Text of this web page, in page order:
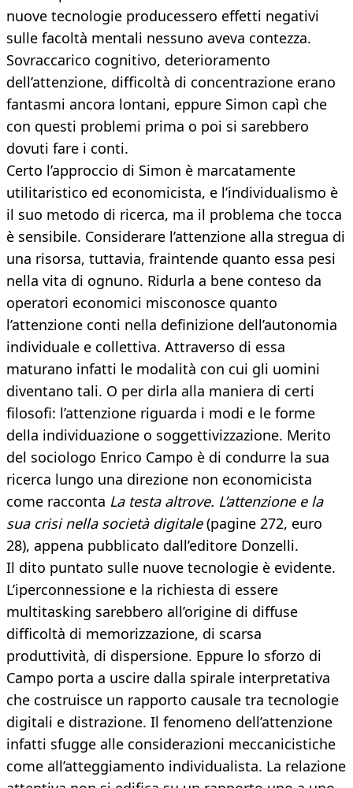
nuove tecnologie producessero effetti negativi
sulle facoltà mentali nessuno aveva contezza.
Sovraccarico cognitivo, deterioramento
dell’attenzione, difficoltà di concentrazione erano
fantasmi ancora lontani, eppure Simon capì che
con questi problemi prima o poi si sarebbero
dovuti fare i conti.
Certo l’approccio di Simon è marcatamente
utilitaristico ed economicista, e l’individualismo è
il suo metodo di ricerca, ma il problema che tocca
è sensibile. Considerare l’attenzione alla stregua di
una risorsa, tuttavia, fraintende quanto essa pesi
nella vita di ognuno. Ridurla a bene conteso da
operatori economici misconosce quanto
l’attenzione conti nella definizione dell’autonomia
individuale e collettiva. Attraverso di essa
maturano infatti le modalità con cui gli uomini
diventano tali. O per dirla alla maniera di certi
filosofi: l’attenzione riguarda i modi e le forme
della individuazione o soggettivizzazione. Merito
del sociologo Enrico Campo è di condurre la sua
ricerca lungo una direzione non economicista
come racconta La testa altrove. L’attenzione e la
sua crisi nella società digitale(pagine 272, euro
28), appena pubblicato dall’editore Donzelli.
Il dito puntato sulle nuove tecnologie è evidente.
L’iperconnessione e la richiesta di essere
multitasking sarebbero all’origine di diffuse
difficoltà di memorizzazione, di scarsa
produttività, di dispersione. Eppure lo sforzo di
Campo porta a uscire dalla spirale interpretativa
che costruisce un rapporto causale tra tecnologie
digitali e distrazione. Il fenomeno dell’attenzione
infatti sfugge alle considerazioni meccanicistiche
come all’atteggiamento individualista. La relazione